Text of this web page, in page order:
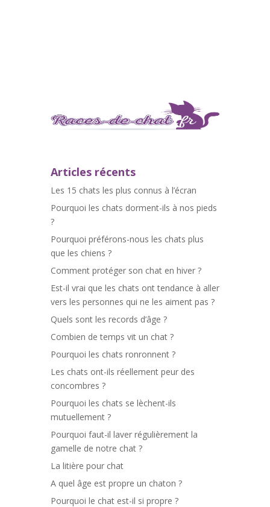
Articles récents
Les 15 chats les plus connus à l’écran
Pourquoi les chats dorment-ils à nos pieds
?
Pourquoi préférons-nous les chats plus
que les chiens ?
Comment protéger son chat en hiver ?
Est-il vrai que les chats ont tendance à aller
vers les personnes qui ne les aiment pas ?
Quels sont les records d’âge ?
Combien de temps vit un chat ?
Pourquoi les chats ronronnent ?
Les chats ont-ils réellement peur des
concombres ?
Pourquoi les chats se lèchent-ils
mutuellement ?
Pourquoi faut-il laver régulièrement la
gamelle de notre chat ?
La litière pour chat
A quel âge est propre un chaton ?
Pourquoi le chat est-il si propre ?